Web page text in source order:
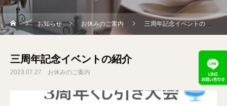
お知らせ お休みのご案内 三周年記念イベントの紹介
三周年記念イベントの紹介
2023.07.27 お休みのご案内